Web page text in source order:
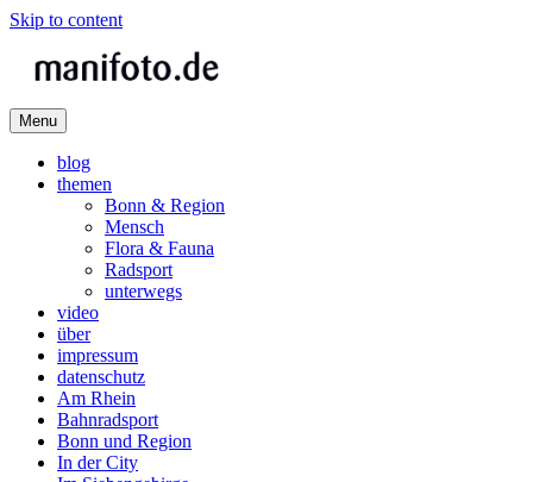
Skip to content
manifoto.de
Mani Wollners Fotoblog
Menu
blog
themen
Bonn & Region
Mensch
Flora & Fauna
Radsport
unterwegs
video
über
impressum
datenschutz
Am Rhein
Bahnradsport
Bonn und Region
In der City